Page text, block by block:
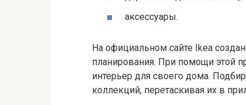
аксессуары.
На официальном сайте Ikea
планирования. При помощи этой
интерьер для своего дома.
коллекций, перетаскивая их в